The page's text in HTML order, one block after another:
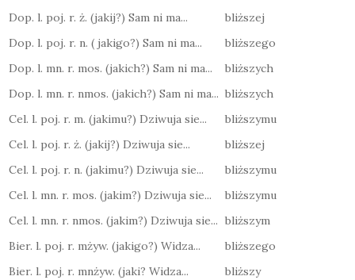
Dop. l. poj. r. ż. (jakij?) Sam ni ma...
bliższej
Dop. l. poj. r. n. ( jakigo?) Sam ni ma...
bliższego
Dop. l. mn. r. mos. (jakich?) Sam ni ma...
bliższych
Dop. l. mn. r. nmos. (jakich?) Sam ni ma... bliższych
Cel. l. poj. r. m. (jakimu?) Dziwuja sie...
bliższymu
Cel. l. poj. r. ż. (jakij?) Dziwuja sie...
bliższej
Cel. l. poj. r. n. (jakimu?) Dziwuja sie...
bliższymu
Cel. l. mn. r. mos. (jakim?) Dziwuja sie...
bliższymu
Cel. l. mn. r. nmos. (jakim?) Dziwuja sie... bliższym
Bier. l. poj. r. mżyw. (jakigo?) Widza...
bliższego
Bier. l. poj. r. mnżyw. (jaki? Widza...
bliższy